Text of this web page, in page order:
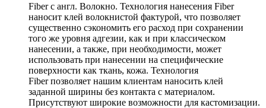
Fiber c англ. Волокно. Технология нанесения Fiber
наносит клей волокнистой фактурой, что позволяет
существенно сэкономить его расход при сохранении
того же уровня адгезии, как и при классическом
нанесении, а также, при необходимости, может
использовать при нанесении на специфические
поверхности как ткань, кожа. Технология
Fiber позволяет нашим клиентам наносить клей
заданной ширины без контакта с материалом.
Присутствуют широкие возможности для кастомизации.